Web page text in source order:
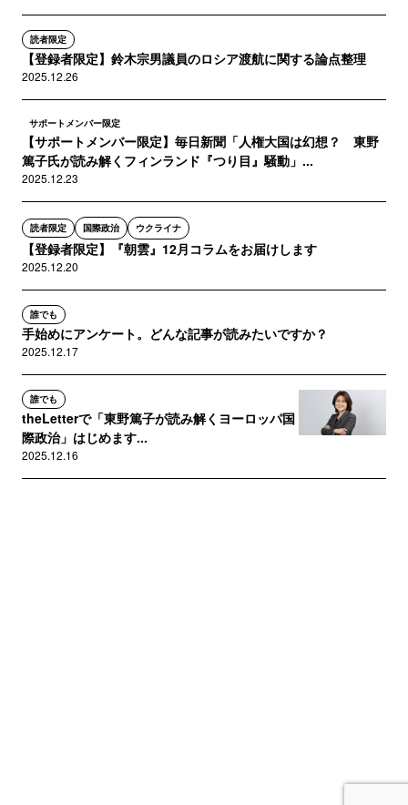
読者限定
【登録者限定】鈴木宗男議員のロシア渡航に関する論点整理
2025.12.26
サポートメンバー限定
【サポートメンバー限定】毎日新聞「人権大国は幻想？ 東野
篤子氏が読み解くフィンランド『つり目』騒動」...
2025.12.23
読者限定 国際政治 ウクライナ
【登録者限定】『朝雲』12月コラムをお届けします
2025.12.20
誰でも
手始めにアンケート。どんな記事が読みたいですか？
2025.12.17
誰でも
theLetterで「東野篤子が読み解くヨーロッパ国
際政治」はじめます...
2025.12.16